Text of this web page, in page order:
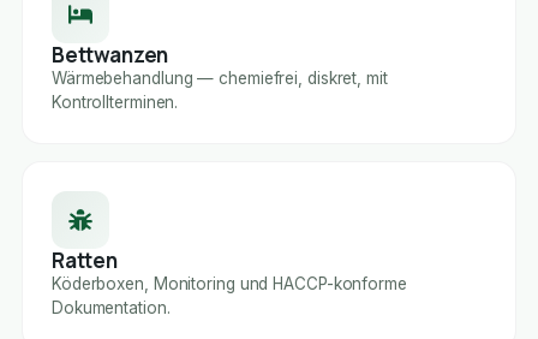
Bettwanzen
Wärmebehandlung — chemiefrei, diskret, mit
Kontrollterminen.
Ratten
Köderboxen, Monitoring und HACCP-konforme
Dokumentation.